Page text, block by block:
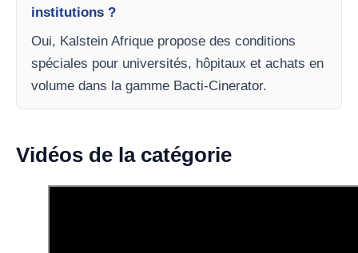
institutions ?
Oui, Kalstein Afrique propose des conditions
spéciales pour universités, hôpitaux et achats en
volume dans la gamme Bacti-Cinerator.
Vidéos de la catégorie